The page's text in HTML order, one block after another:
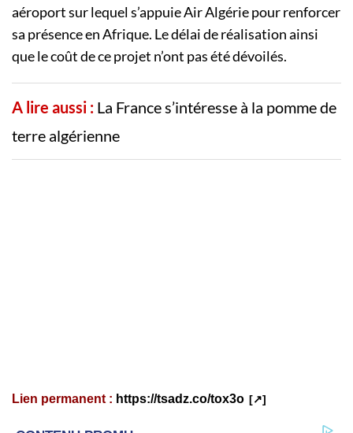
aéroport sur lequel s’appuie Air Algérie pour renforcer
sa présence en Afrique. Le délai de réalisation ainsi
que le coût de ce projet n’ont pas été dévoilés.
A lire aussi : La France s’intéresse à la pomme de
terre algérienne
Lien permanent : https://tsadz.co/tox3o